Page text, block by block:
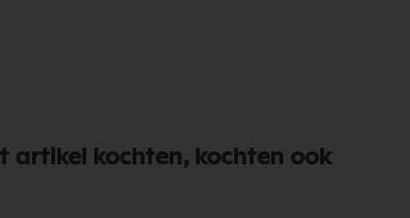
artikel kochten, kochten ook